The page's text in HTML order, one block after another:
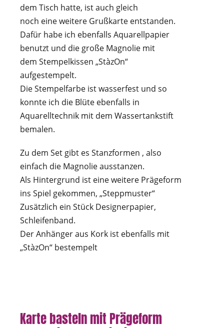
dem Tisch hatte, ist auch gleich
noch eine weitere Grußkarte entstanden.
Dafür habe ich ebenfalls Aquarellpapier
benutzt und die große Magnolie mit
dem Stempelkissen „StàzOn“
aufgestempelt.
Die Stempelfarbe ist wasserfest und so
konnte ich die Blüte ebenfalls in
Aquarelltechnik mit dem Wassertankstift
bemalen.
Zu dem Set gibt es Stanzformen , also
einfach die Magnolie ausstanzen.
Als Hintergrund ist eine weitere Prägeform
ins Spiel gekommen, „Steppmuster“
Zusätzlich ein Stück Designerpapier,
Schleifenband.
Der Anhänger aus Kork ist ebenfalls mit
„StàzOn“ bestempelt
Karte basteln mit Prägeform